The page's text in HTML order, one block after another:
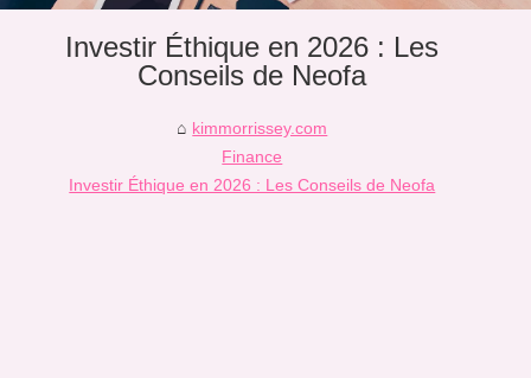
Investir Éthique en 2026 : Les
Conseils de Neofa
kimmorrissey.com
Finance
Investir Éthique en 2026 : Les Conseils de Neofa